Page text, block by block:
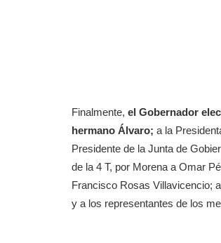
Finalmente, el Gobernador
hermano Álvaro; a la
Presidente de la Junta de
de la 4 T, por Morena a Omar
Francisco Rosas Villavicencio;
y a los representantes de los